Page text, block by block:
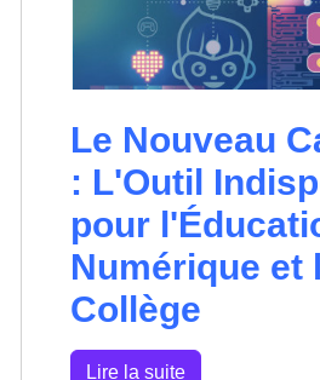
Le Nouveau
: L'Outil
pour
Numérique et
Collège
Lire la suite